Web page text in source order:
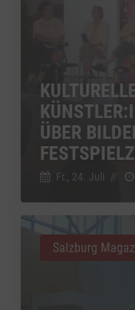
ÜBER
Fr., 24. Juli //
Salzburg